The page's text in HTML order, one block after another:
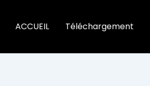
ACCUEIL Téléchargement